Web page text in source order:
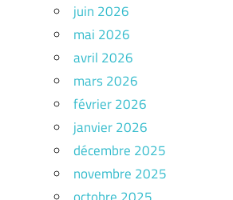
juin 2026
mai 2026
avril 2026
mars 2026
février 2026
janvier 2026
décembre 2025
novembre 2025